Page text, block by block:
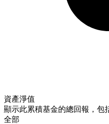
資產淨值
顯示此累積基金的總回報，包
全部